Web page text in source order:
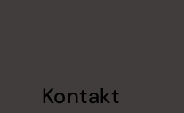
Kontakt